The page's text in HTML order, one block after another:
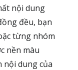
nội dung
đều, bạn
từng nhóm
nền màu
nội dung của